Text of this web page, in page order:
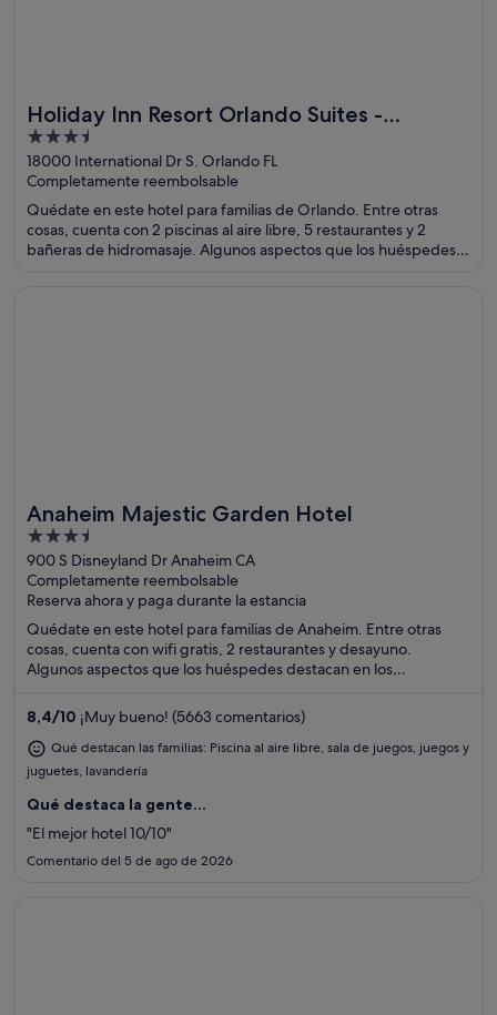
Ideal para familias
Holiday Inn Resort Orlando Suites -
Waterpark by IHG
3.5
out
of
5
18000 International Dr S. Orlando FL
Completamente reembolsable
Quédate en este hotel para familias de Orlando. Entre otras
cosas, cuenta con 2 piscinas al aire libre, 5 restaurantes y 2
bañeras de hidromasaje. Algunos aspectos que los huéspedes
Ideal para familias
Anaheim Majestic Garden Hotel
3.5
out
of
5
900 S Disneyland Dr Anaheim CA
Completamente reembolsable
Reserva ahora y paga durante la estancia
Quédate en este hotel para familias de Anaheim. Entre otras
cosas, cuenta con wifi gratis, 2 restaurantes y desayuno.
Algunos aspectos que los huéspedes destacan en los
atracciones turísticas populares que se encuentran cerca son
Disneyland® Resort y Distrito Downtown Disney®.
8,4/10 ¡Muy bueno! (5663 comentarios)
Qué destacan las familias: Piscina al aire libre, sala de juegos, juegos y
juguetes, lavandería
Qué destaca la gente...
"El mejor hotel 10/10"
Comentario del 5 de ago de 2026